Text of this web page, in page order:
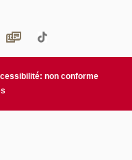
non conforme